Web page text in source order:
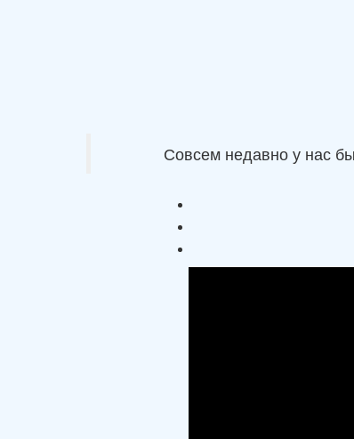
Совсем недавно у нас